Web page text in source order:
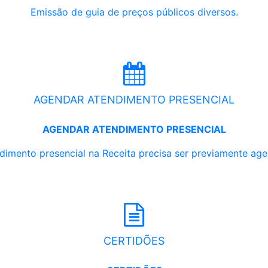
Emissão de guia de preços públicos diversos.
AGENDAR ATENDIMENTO PRESENCIAL
AGENDAR ATENDIMENTO PRESENCIAL
presencial na Receita precisa ser previamente
CERTIDÕES